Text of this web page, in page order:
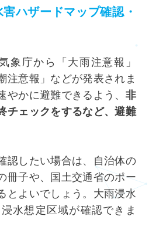
害ハザードマップ確認・
象庁から「大雨注意報」
注意報」などが発表されま
やかに避難できるよう、 非
チェックをするなど、避難
認したい場合は、自治体の
冊子や、国土交通省のポー
とよいでしょう。大雨浸水
水想定区域が確認できま